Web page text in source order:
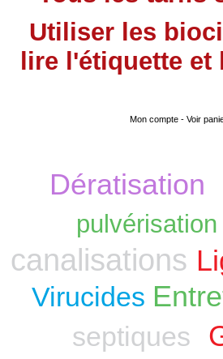
Utiliser les
lire l'étiquette
Mon compte- Voir
Dératisation
pulvérisation
canalisations
Virucides
septiques